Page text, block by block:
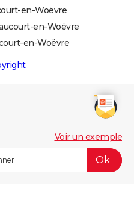
en-Woëvre
en-Woëvre
en-Woëvre
Voir un exemple